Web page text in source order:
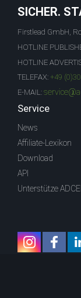
SICHER.
Firstlead GmbH,
HOTLINE
HOTLINE
TELEFAX: +49
E-MAIL:
Service
News
Affiliate-Lexikon
Download
API
Unterstütze